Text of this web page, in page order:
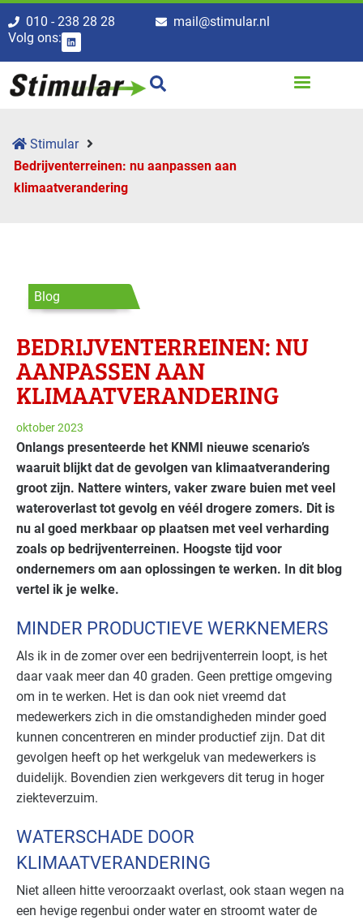
010 - 238 28 28
mail@stimular.nl
Volg ons:
Stimular
Bedrijventerreinen: nu aanpassen aan
klimaatverandering
Blog
BEDRIJVENTERREINEN: NU
AANPASSEN AAN
KLIMAATVERANDERING
oktober 2023
Onlangs presenteerde het KNMI nieuwe scenario’s
waaruit blijkt dat de gevolgen van klimaatverandering
groot zijn. Nattere winters, vaker zware buien met veel
wateroverlast tot gevolg en véél drogere zomers. Dit is
nu al goed merkbaar op plaatsen met veel verharding
zoals op bedrijventerreinen. Hoogste tijd voor
ondernemers om aan oplossingen te werken. In dit blog
vertel ik je welke.
MINDER PRODUCTIEVE WERKNEMERS
Als ik in de zomer over een bedrijventerrein loopt, is het
daar vaak meer dan 40 graden. Geen prettige omgeving
om in te werken. Het is dan ook niet vreemd dat
medewerkers zich in die omstandigheden minder goed
kunnen concentreren en minder productief zijn. Dat dit
gevolgen heeft op het werkgeluk van medewerkers is
duidelijk. Bovendien zien werkgevers dit terug in hoger
ziekteverzuim.
WATERSCHADE DOOR
KLIMAATVERANDERING
Niet alleen hitte veroorzaakt overlast, ook staan wegen na
een hevige regenbui onder water en stroomt water de